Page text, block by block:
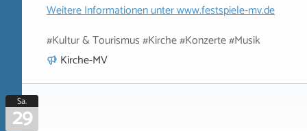
Weitere Informationen unterwww.festspiele-mv.de
#Kultur & Tourismus #Kirche #Konzerte #Musik
Kirche-MV
Sa.
29